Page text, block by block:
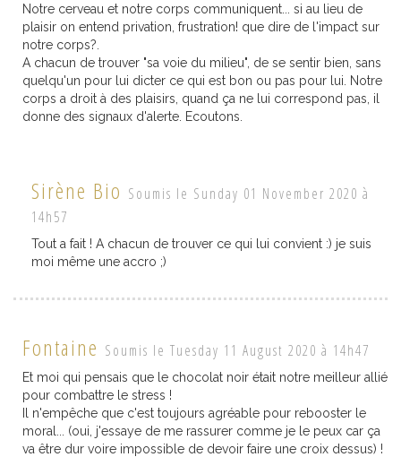
Notre cerveau et notre corps communiquent... si au lieu de
plaisir on entend privation, frustration! que dire de l'impact sur
notre corps?.
A chacun de trouver "sa voie du milieu", de se sentir bien, sans
quelqu'un pour lui dicter ce qui est bon ou pas pour lui. Notre
corps a droit à des plaisirs, quand ça ne lui correspond pas, il
donne des signaux d'alerte. Ecoutons.
Sirène Bio Soumis le Sunday 01 November 2020 à
14h57
Tout a fait ! A chacun de trouver ce qui lui convient :) je suis
moi même une accro ;)
Fontaine Soumis le Tuesday 11 August 2020 à 14h47
Et moi qui pensais que le chocolat noir était notre meilleur allié
pour combattre le stress !
Il n'empêche que c'est toujours agréable pour rebooster le
moral... (oui, j'essaye de me rassurer comme je le peux car ça
va être dur voire impossible de devoir faire une croix dessus) !